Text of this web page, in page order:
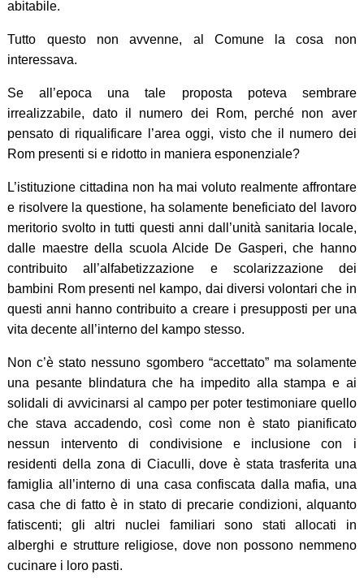
abitabile.
Tutto questo non avvenne, al Comune la cosa non
interessava.
Se all’epoca una tale proposta poteva sembrare
irrealizzabile, dato il numero dei Rom, perché non aver
pensato di riqualificare l’area oggi, visto che il numero dei
Rom presenti si e ridotto in maniera esponenziale?
L’istituzione cittadina non ha mai voluto realmente affrontare
e risolvere la questione, ha solamente beneficiato del lavoro
meritorio svolto in tutti questi anni dall’unità sanitaria locale,
dalle maestre della scuola Alcide De Gasperi, che hanno
contribuito all’alfabetizzazione e scolarizzazione dei
bambini Rom presenti nel kampo, dai diversi volontari che in
questi anni hanno contribuito a creare i presupposti per una
vita decente all’interno del kampo stesso.
Non c’è stato nessuno sgombero “accettato” ma solamente
una pesante blindatura che ha impedito alla stampa e ai
solidali di avvicinarsi al campo per poter testimoniare quello
che stava accadendo, così come non è stato pianificato
nessun intervento di condivisione e inclusione con i
residenti della zona di Ciaculli, dove è stata trasferita una
famiglia all’interno di una casa confiscata dalla mafia, una
casa che di fatto è in stato di precarie condizioni, alquanto
fatiscenti; gli altri nuclei familiari sono stati allocati in
alberghi e strutture religiose, dove non possono nemmeno
cucinare i loro pasti.